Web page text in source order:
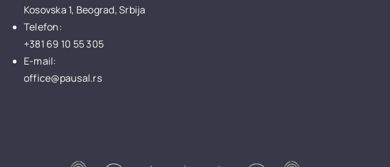
Kosovska 1, Beograd, Srbija
Telefon:
+381 69 10 55 305
E-mail:
office@pausal.rs